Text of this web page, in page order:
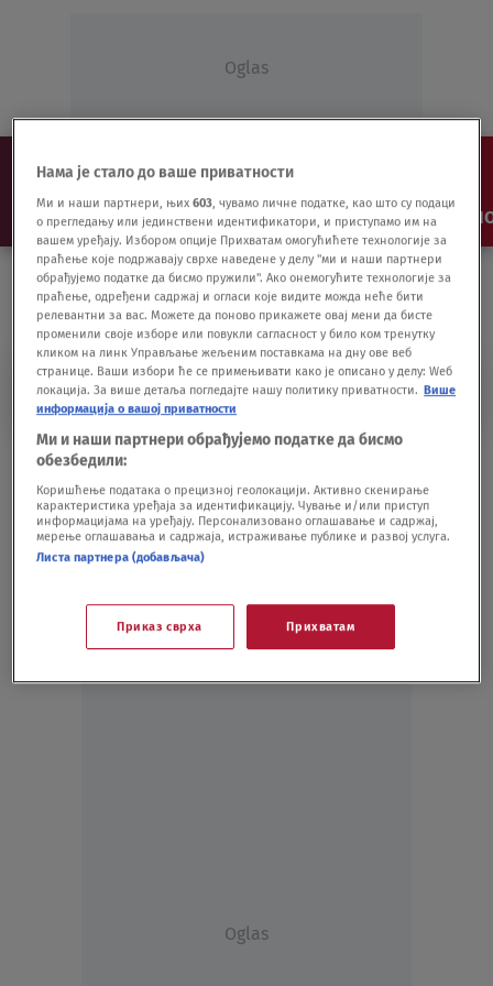
Oglas
NAJNOVIJE VESTI SHOW SPORT VIDEO
EMILIO GOMEZ
turniru Dejvis kupa
TENIS07.03.20.
Oglas
Нама је стало до ваше приватности
Ми и наши партнери, њих603, чувамо личне податке, као што су подаци
о прегледању или јединствени идентификатори, и приступамо им на
вашем уређају. Избором опције Прихватам омогућићете технологије за
праћење које подржавају сврхе наведене у делу "ми и наши партнери
обрађујемо податке да бисмо пружили". Ако онемогућите технологије за
праћење, одређени садржај и огласи које видите можда неће бити
релевантни за вас. Можете да поново прикажете овај мени да бисте
променили своје изборе или повукли сагласност у било ком тренутку
кликом на линк Управљање жељеним поставкама на дну ове веб
странице. Ваши избори ће се примењивати како је описано у делу: Wеб
локација. За више детаља погледајте нашу политику приватности. Више
информација о вашој приватности
Ми и наши партнери обрађујемо податке да бисмо
обезбедили:
Коришћење података о прецизној геолокацији. Активно скенирање
карактеристика уређаја за идентификацију. Чување и/или приступ
информацијама на уређају. Персонализовано оглашавање и садржај,
мерење оглашавања и садржаја, истраживање публике и развој услуга.
Листа партнера (добављача)
Приказ сврха Прихватам